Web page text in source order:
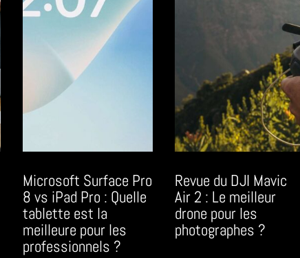
Microsoft Surface Pro
8 vs iPad Pro : Quelle
tablette est la
meilleure pour les
professionnels ?
Revue du DJI Mavic
Air 2 : Le meilleur
drone pour les
photographes ?